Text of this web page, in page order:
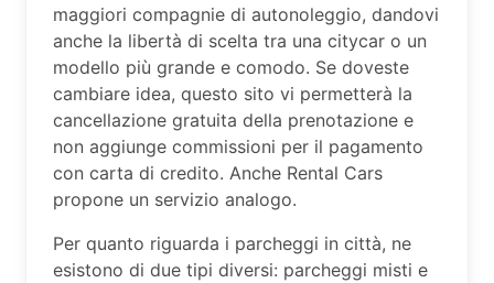
maggiori compagnie di autonoleggio, dandovi
anche la libertà di scelta tra una citycar o un
modello più grande e comodo. Se doveste
cambiare idea, questo sito vi permetterà la
cancellazione gratuita della prenotazione e
non aggiunge commissioni per il pagamento
con carta di credito. Anche Rental Cars
propone un servizio analogo.
Per quanto riguarda i parcheggi in città, ne
esistono di due tipi diversi: parcheggi misti e